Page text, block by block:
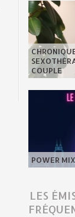
COUPLE
POWER
LES